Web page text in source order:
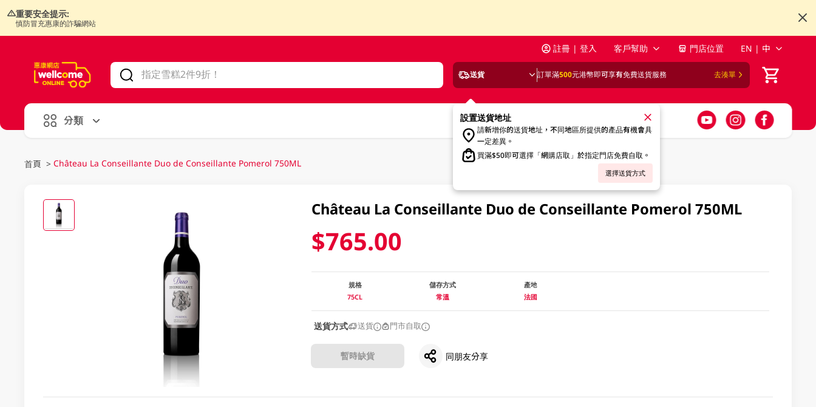
重要安全提示:
慎防冒充惠康的詐騙網站
註冊 | 登入 客戶幫助 門店位置 EN | 中
送貨 訂單滿500元港幣即可享有免費送貨服務 去湊單
設置送貨地址
請新增你的送貨地址，不同地區所提供的產品有機會具
一定差異。
買滿$50即可選擇「網購店取」於指定門店免費自取。
選擇送貨方式
分類
首頁 > Château La Conseillante Duo de Conseillante Pomerol 750ML
Château La Conseillante Duo de Conseillante Pomerol 750ML
$765.00
規格
75CL
儲存方式
常溫
產地
法國
送貨方式 送貨 門市自取
暫時缺貨 同朋友分享